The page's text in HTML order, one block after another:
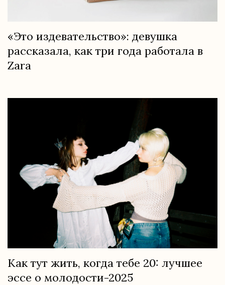
«Это издевательство»: девушка
рассказала, как три года работала в
Zara
Как тут жить, когда тебе 20: лучшее
эссе о молодости-2025